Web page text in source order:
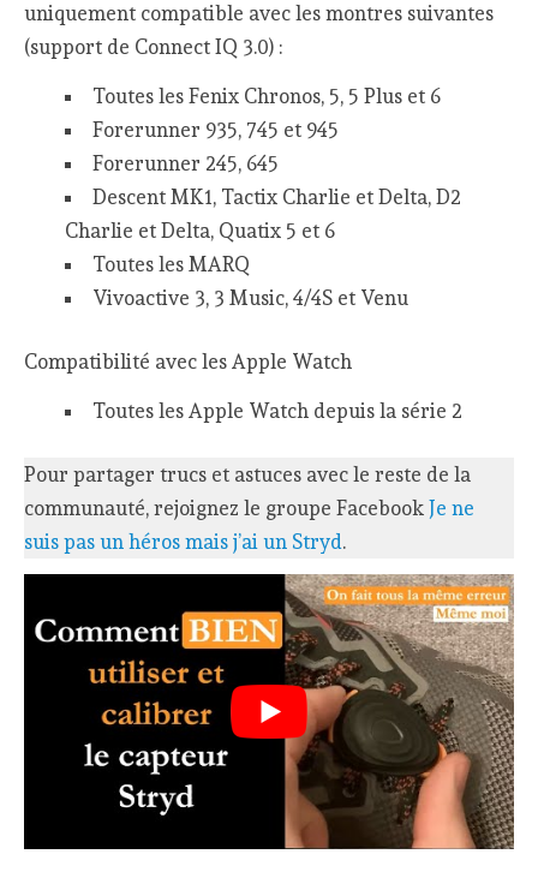
uniquement compatible avec les montres suivantes
(support de Connect IQ 3.0) :
Toutes les Fenix Chronos, 5, 5 Plus et 6
Forerunner 935, 745 et 945
Forerunner 245, 645
Descent MK1, Tactix Charlie et Delta, D2
Charlie et Delta, Quatix 5 et 6
Toutes les MARQ
Vivoactive 3, 3 Music, 4/4S et Venu
Compatibilité avec les Apple Watch
Toutes les Apple Watch depuis la série 2
Pour partager trucs et astuces avec le reste de la
communauté, rejoignez le groupe FacebookJe ne
suis pas un héros mais j’ai un Stryd.